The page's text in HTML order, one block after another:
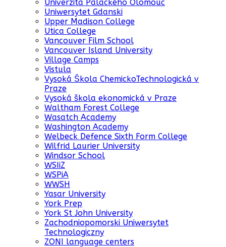
Univerzita Palackého Olomouc
Uniwersytet Gdanski
Upper Madison College
Utica College
Vancouver Film School
Vancouver Island University
Village Camps
Vistula
Vysoká Škola ChemickoTechnologická v
Praze
Vysoká škola ekonomická v Praze
Waltham Forest College
Wasatch Academy
Washington Academy
Welbeck Defence Sixth Form College
Wilfrid Laurier University
Windsor School
WSIiZ
WSPiA
WWSH
Yasar University
York Prep
York St John University
Zachodniopomorski Uniwersytet
Technologiczny
ZONI language centers